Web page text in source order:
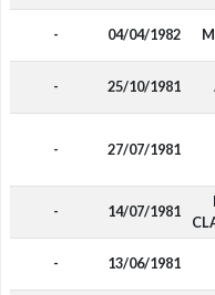
- 04/04/1982
- 25/10/1981
- 27/07/1981
- 14/07/1981
- 13/06/1981